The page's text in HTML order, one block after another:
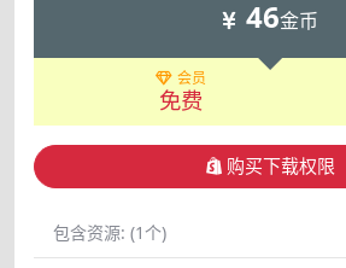
46金币
会员
免费
购买下载权限
包含资源: (1个)